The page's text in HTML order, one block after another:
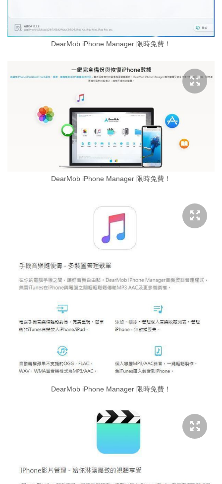
DearMob iPhone Manager 限時免費！
DearMob iPhone Manager 限時免費！
DearMob iPhone Manager 限時免費！